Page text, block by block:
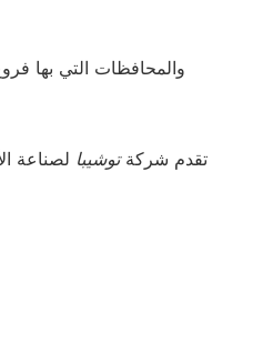
والمحافظات التي بها
تقدم شركةتوشيبا لصناعة